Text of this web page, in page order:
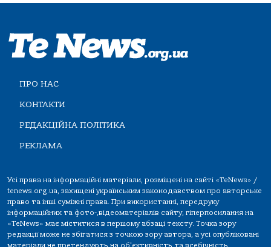
ПРО НАС
КОНТАКТИ
РЕДАКЦІЙНА ПОЛІТИКА
РЕКЛАМА
Усі права на інформаційні матеріали, розміщені на сайті «TeNews» /
tenews.org.ua, захищені українським законодавством про авторське
право та інші суміжні права. При використанні, передруку
інформаційних та фото-,відеоматеріалів сайту, гіперпосилання на
«TeNews» має міститися в першому абзаці тексту. Точка зору
редакції може не збігатися з точкою зору автора, а усі опубліковані